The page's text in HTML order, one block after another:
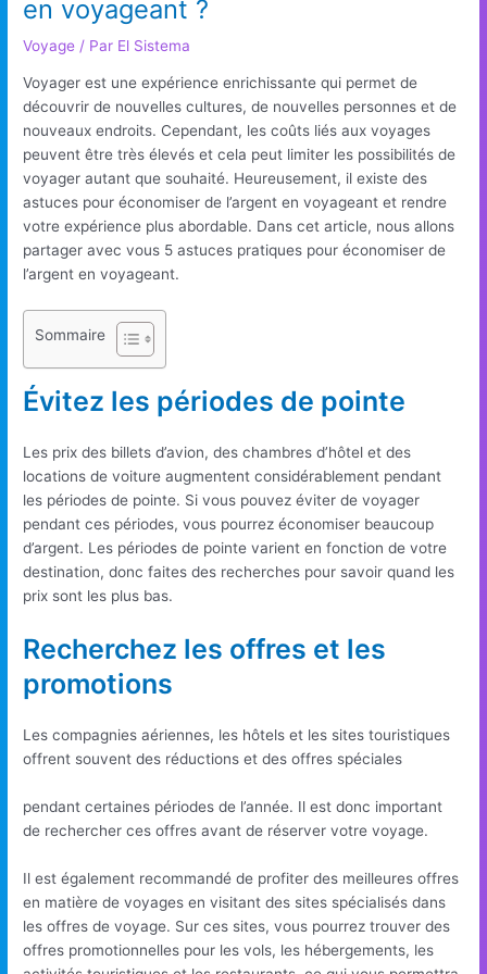
en voyageant ?
Voyage / Par El Sistema
Voyager est une expérience enrichissante qui permet de
découvrir de nouvelles cultures, de nouvelles personnes et de
nouveaux endroits. Cependant, les coûts liés aux voyages
peuvent être très élevés et cela peut limiter les possibilités de
voyager autant que souhaité. Heureusement, il existe des
astuces pour économiser de l’argent en voyageant et rendre
votre expérience plus abordable. Dans cet article, nous allons
partager avec vous 5 astuces pratiques pour économiser de
l’argent en voyageant.
Sommaire
Évitez les périodes de pointe
Les prix des billets d’avion, des chambres d’hôtel et des
locations de voiture augmentent considérablement pendant
les périodes de pointe. Si vous pouvez éviter de voyager
pendant ces périodes, vous pourrez économiser beaucoup
d’argent. Les périodes de pointe varient en fonction de votre
destination, donc faites des recherches pour savoir quand les
prix sont les plus bas.
Recherchez les offres et les
promotions
Les compagnies aériennes, les hôtels et les sites touristiques
offrent souvent des réductions et des offres spéciales
pendant certaines périodes de l’année. Il est donc important
de rechercher ces offres avant de réserver votre voyage.
Il est également recommandé de profiter des meilleures offres
en matière de voyages en visitant des sites spécialisés dans
les offres de voyage. Sur ces sites, vous pourrez trouver des
offres promotionnelles pour les vols, les hébergements, les